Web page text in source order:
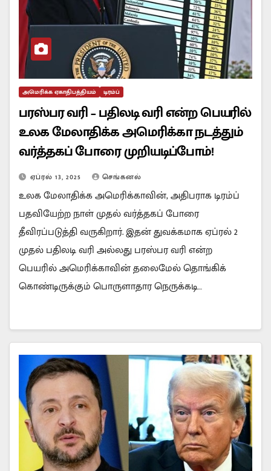
அமெரிக்க ஏகாதிபத்தியம் டிரம்ப்
பரஸ்பர வரி – பதிலடி வரி என்ற பெயரில்
உலக மேலாதிக்க அமெரிக்கா நடத்தும்
வர்த்தகப் போரை முறியடிப்போம்!
ஏப்ரல் 13, 2025 செங்கனல்
உலக மேலாதிக்க அமெரிக்காவின், அதிபராக டிரம்ப்
பதவியேற்ற நாள் முதல் வர்த்தகப் போரை
தீவிரப்படுத்தி வருகிறார். இதன் துவக்கமாக ஏப்ரல் 2
முதல் பதிலடி வரி அல்லது பரஸ்பர வரி என்ற
பெயரில் அமெரிக்காவின் தலைமேல் தொங்கிக்
கொண்டிருக்கும் பொருளாதார நெருக்கடி…